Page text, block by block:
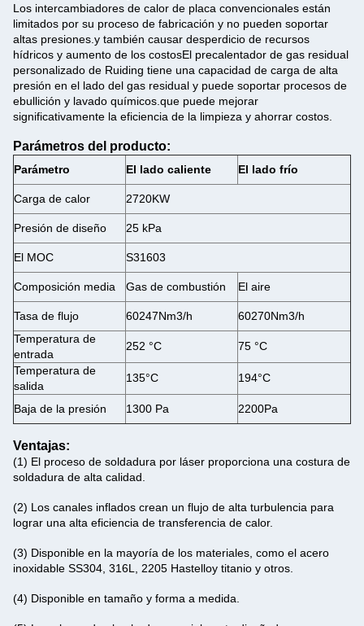
Los intercambiadores de calor de placa convencionales están
limitados por su proceso de fabricación y no pueden soportar
altas presiones.y también causar desperdicio de recursos
hídricos y aumento de los costosEl precalentador de gas residual
personalizado de Ruiding tiene una capacidad de carga de alta
presión en el lado del gas residual y puede soportar procesos de
ebullición y lavado químicos.que puede mejorar
significativamente la eficiencia de la limpieza y ahorrar costos.
Parámetros del producto:
Parámetro El lado caliente El lado frío
Carga de calor 2720KW
Presión de diseño 25 kPa
El MOC S31603
Composición media Gas de combustión El aire
Tasa de flujo 60247Nm3/h
60270Nm3/h
Temperatura de
entrada
252 °C
75 °C
Temperatura de
salida
135°C 194°C
Baja de la presión 1300 Pa 2200Pa
Ventajas:
(1) El proceso de soldadura por láser proporciona una costura de
soldadura de alta calidad.
(2) Los canales inflados crean un flujo de alta turbulencia para
lograr una alta eficiencia de transferencia de calor.
(3) Disponible en la mayoría de los materiales, como el acero
inoxidable SS304, 316L, 2205 Hastelloy titanio y otros.
(4) Disponible en tamaño y forma a medida.